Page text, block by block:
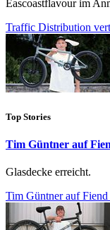
Eascoastflavour im
Traffic Distribution
Top Stories
Tim Güntner auf
Glasdecke erreicht.
Tim Güntner auf